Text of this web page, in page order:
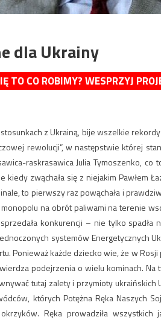
dla Ukrainy
TO CO ROBIMY? WESPRZYJ
z Ukrainą, bije wszelkie
rewolucji”, w następstwie której
raskrasawica Julia Tymoszenko, co
kiedy zwąchała się z niejakim Pawłem
to pierwszy raz powąchała i
na obrót paliwami na terenie
konkurencji – nie tylko spadła
systemów Energetycznych
Ponieważ każde dziecko wie, że w Rosji
podejrzenia o wielu kominach.
tutaj zalety i przymioty ukraińskich
których Potężna Ręka Naszych
Ręka prowadziła